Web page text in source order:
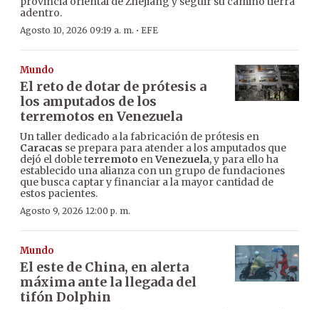
adentro.
Agosto 10, 2026 09:19 a. m. · EFE
Mundo
El reto de dotar de prótesis a
los amputados de los
terremotos en Venezuela
Un taller dedicado a la fabricación de prótesis en
Caracas se prepara para atender a los amputados que
dejó el doble terremoto enVenezuela, y para ello ha
establecido una alianza con un grupo de fundaciones
que busca captar y financiar a la mayor cantidad de
estos pacientes.
Agosto 9, 2026 12:00 p. m.
Mundo
El este de China, en alerta
máxima ante la llegada del
tifón Dolphin